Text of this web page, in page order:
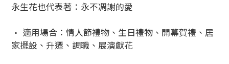
永生花也代表著：永不凋謝的愛
• 適用場合：情人節禮物、生日禮物、開幕賀禮、居
家擺設、升遷、調職、展演獻花